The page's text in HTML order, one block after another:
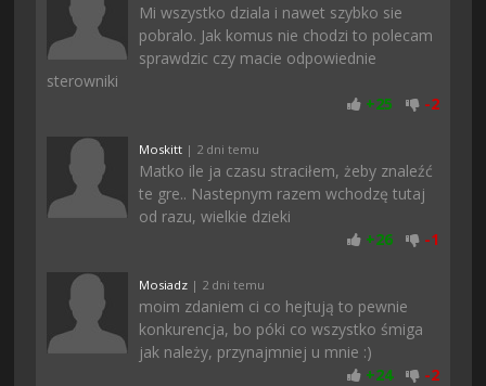
Mi wszystko dziala i nawet szybko sie
pobralo. Jak komus nie chodzi to polecam
sprawdzic czy macie odpowiednie
sterowniki
+25 -2
Moskitt | 2 dni temu
Matko ile ja czasu straciłem, żeby znaleźć
te gre.. Nastepnym razem wchodzę tutaj
od razu, wielkie dzieki
+26 -1
Mosiadz | 2 dni temu
moim zdaniem ci co hejtują to pewnie
konkurencja, bo póki co wszystko śmiga
jak należy, przynajmniej u mnie :)
+24 -2